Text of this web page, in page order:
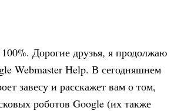
Дорогие друзья, я продолжаю
Webmaster Help. В сегодняшнем
завесу и расскажет вам о том,
роботов Google (их также